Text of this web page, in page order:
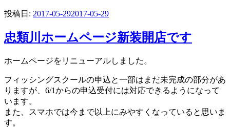
投稿日: 2017-05-292017-05-29
忠類川ホームページ新装開店です
ホームページをリニューアルしました。
フィッシングスクールの申込と一部はまだ未完成の部分があ
りますが、6/1からの申込受付には対応できるようになって
います。
また、スマホでは今まで以上にみやすくなっていると思いま
す。